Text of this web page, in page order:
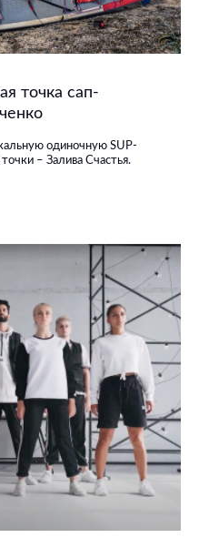
точка сап-
одиночную SUP-
– Залива Счастья.